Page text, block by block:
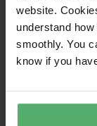
website.
understand
smoothly. You
know if you
Bedömning
En
socialt
införas i